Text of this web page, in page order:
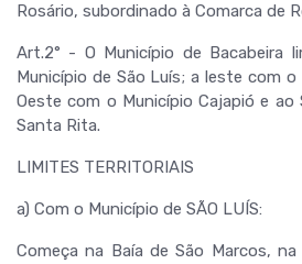
Rosário, subordinado à Comarca de
Art.2° - O Município de Bacabeira
Município de São Luís; a leste com o
Oeste com o Município Cajapió e ao
Santa Rita.
LIMITES TERRITORIAIS
a) Com o Município de SÃO LUÍS:
Começa na Baía de São Marcos,